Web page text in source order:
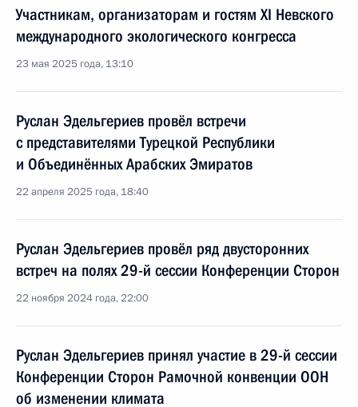
Участникам, организаторам и гостям XI Невского
международного экологического конгресса
23 мая 2025 года, 13:10
Руслан Эдельгериев провёл встречи
с представителями Турецкой Республики
и Объединённых Арабских Эмиратов
22 апреля 2025 года, 18:40
Руслан Эдельгериев провёл ряд двусторонних
встреч на полях 29-й сессии Конференции Сторон
22 ноября 2024 года, 22:00
Руслан Эдельгериев принял участие в 29-й сессии
Конференции Сторон Рамочной конвенции ООН
об изменении климата